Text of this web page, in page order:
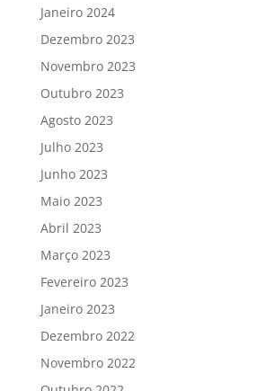
Janeiro 2024
Dezembro 2023
Novembro 2023
Outubro 2023
Agosto 2023
Julho 2023
Junho 2023
Maio 2023
Abril 2023
Março 2023
Fevereiro 2023
Janeiro 2023
Dezembro 2022
Novembro 2022